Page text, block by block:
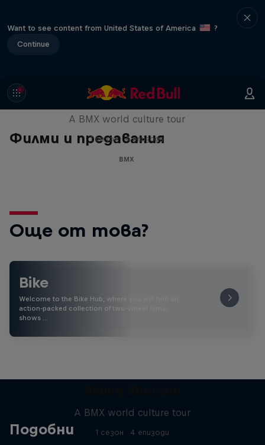
Want to see content from United States of America
?
Continue
Филми и предавания
Riding Shotgun
A BMX world culture tour
1 сезон · 4 епизоди
BMX
Още от това?
Bike
Welcome to the Bike Hub, where you will find an
action-packed collection of two-wheel films,
shows …
Подобни
A BMX world culture tour
1 сезон · 4 епизоди